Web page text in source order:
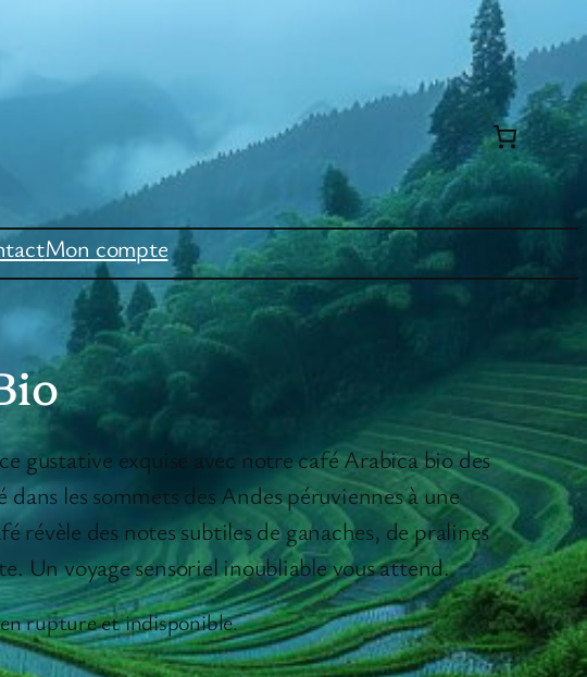
Mon compte
gustative exquise avec notre café Arabica bio des
les sommets des Andes péruviennes à une
révèle des notes subtiles de ganaches, de pralines
Un voyage sensoriel inoubliable vous attend.
rupture et indisponible.